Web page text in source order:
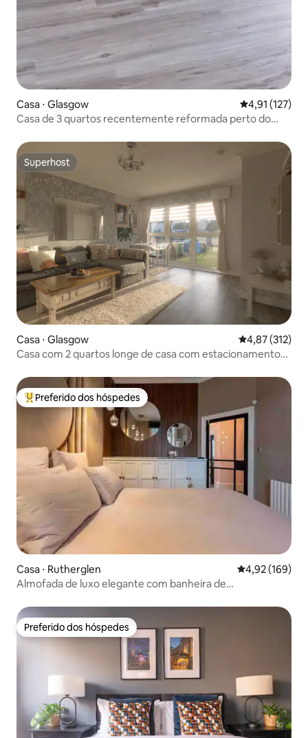
Casa ⋅ Glasgow 4,91 de uma
4,91 (127)
Casa de 3 quartos recentemente reformada perto do
Superhost
Superhost
Casa ⋅ Glasgow 4,87 de uma
4,87 (312)
Casa com 2 quartos longe de casa com estacionamento
Entre os melhores preferidos dos hóspedes
Preferido dos hóspedes
Casa ⋅ Rutherglen 4,92 de uma
4,92 (169)
Almofada de luxo elegante com banheira de
Preferido dos hóspedes
Preferido dos hóspedes